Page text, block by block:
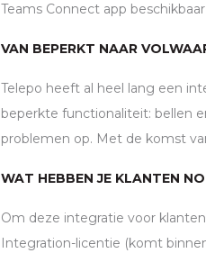
Teams Connect app
VAN BEPERKT NAAR
Telepo heeft al heel lang een
beperkte functionaliteit: bellen
problemen op. Met de komst
WAT HEBBEN JE KLANTEN
Om deze integratie voor
Integration-licentie (komt